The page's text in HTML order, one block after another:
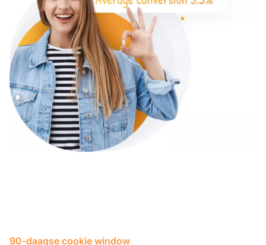
90-daagse cookie window